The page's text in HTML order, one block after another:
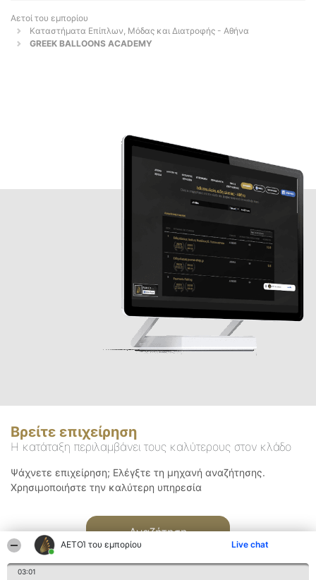
ΑΕΤΟΊ του εμπορίου Live chat
03:01
Αετοί του εμπορίου
Καταστήματα Επίπλων, Μόδας και Διατροφής - Αθήνα
GREEK BALLOONS ACADEMY
Βρείτε επιχείρηση
Η κατάταξη περιλαμβάνει τους καλύτερους στον κλάδο
Ψάχνετε επιχείρηση; Ελέγξτε τη μηχανή αναζήτησης.
Χρησιμοποιήστε την καλύτερη υπηρεσία
Αναζήτηση